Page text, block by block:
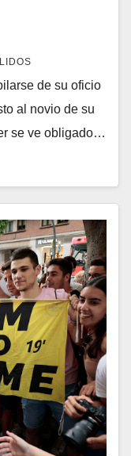
de su oficio
al novio de su
se ve obligado…